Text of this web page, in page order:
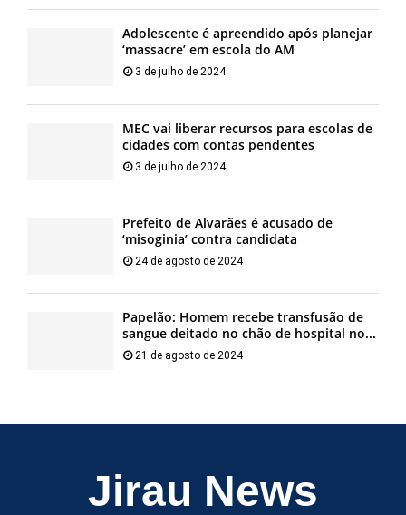
Adolescente é apreendido após planejar
‘massacre’ em escola do AM
3 de julho de 2024
MEC vai liberar recursos para escolas de
cidades com contas pendentes
3 de julho de 2024
Prefeito de Alvarães é acusado de
‘misoginia’ contra candidata
24 de agosto de 2024
Papelão: Homem recebe transfusão de
sangue deitado no chão de hospital no...
21 de agosto de 2024
Jirau News